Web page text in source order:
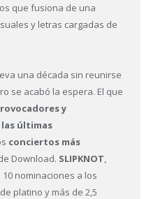
que fusiona de una
y letras cargadas de
una década sin reunirse
se acabó la espera. El que
y
últimas
conciertos más
Download. SLIPKNOT,
nominaciones a los
platino y más de 2,5